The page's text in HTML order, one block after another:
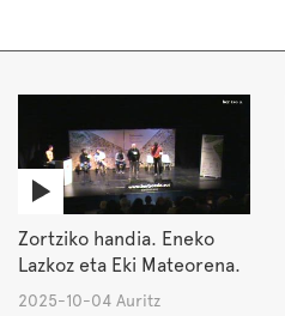
Zortziko handia. Eneko
Lazkoz eta Eki Mateorena.
2025-10-04 Auritz